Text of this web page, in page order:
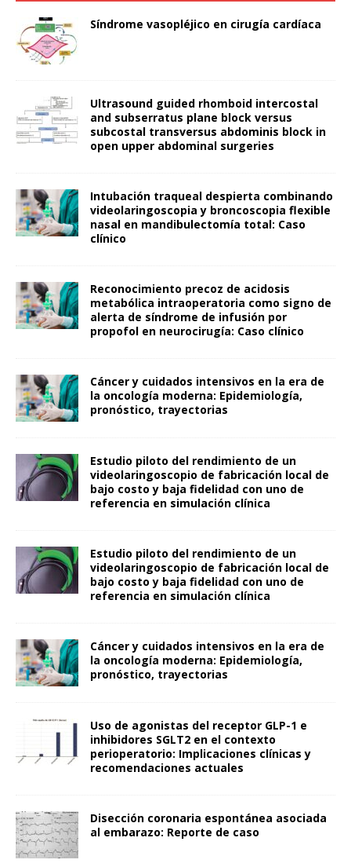
Síndrome vasopléjico en cirugía cardíaca
Ultrasound guided rhomboid intercostal
and subserratus plane block versus
subcostal transversus abdominis block in
open upper abdominal surgeries
Intubación traqueal despierta combinando
videolaringoscopia y broncoscopia flexible
nasal en mandibulectomía total: Caso
clínico
Reconocimiento precoz de acidosis
metabólica intraoperatoria como signo de
alerta de síndrome de infusión por
propofol en neurocirugía: Caso clínico
Cáncer y cuidados intensivos en la era de
la oncología moderna: Epidemiología,
pronóstico, trayectorias
Estudio piloto del rendimiento de un
videolaringoscopio de fabricación local de
bajo costo y baja fidelidad con uno de
referencia en simulación clínica
Estudio piloto del rendimiento de un
videolaringoscopio de fabricación local de
bajo costo y baja fidelidad con uno de
referencia en simulación clínica
Cáncer y cuidados intensivos en la era de
la oncología moderna: Epidemiología,
pronóstico, trayectorias
Uso de agonistas del receptor GLP-1 e
inhibidores SGLT2 en el contexto
perioperatorio: Implicaciones clínicas y
recomendaciones actuales
Disección coronaria espontánea asociada
al embarazo: Reporte de caso